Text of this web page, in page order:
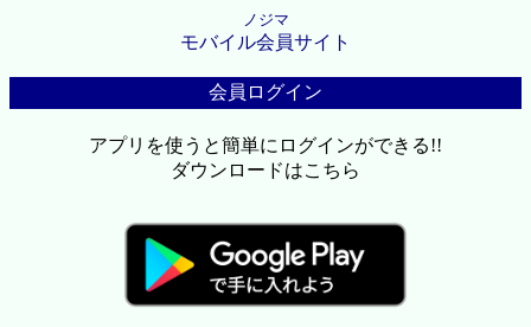
ノジマ
モバイル会員サイト
会員ログイン
アプリを使うと簡単にログインができる!!
ダウンロードはこちら